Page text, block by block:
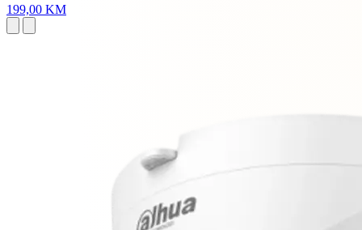
199,00 KM